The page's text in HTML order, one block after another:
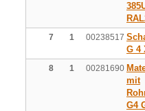
7 1 00238517
G 4
8 1 00281690
mit
G4